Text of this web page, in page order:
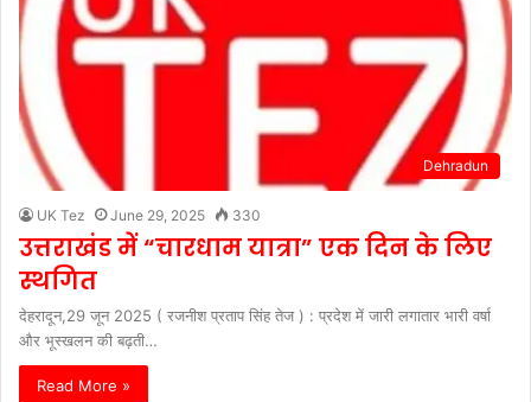
Dehradun
UK Tez June 29, 2025 330
उत्तराखंड में “चारधाम यात्रा” एक दिन के लिए
स्थगित
देहरादून,29 जून 2025 ( रजनीश प्रताप सिंह तेज ) : प्रदेश में जारी लगातार भारी वर्षा
और भूस्खलन की बढ़ती…
Read More »